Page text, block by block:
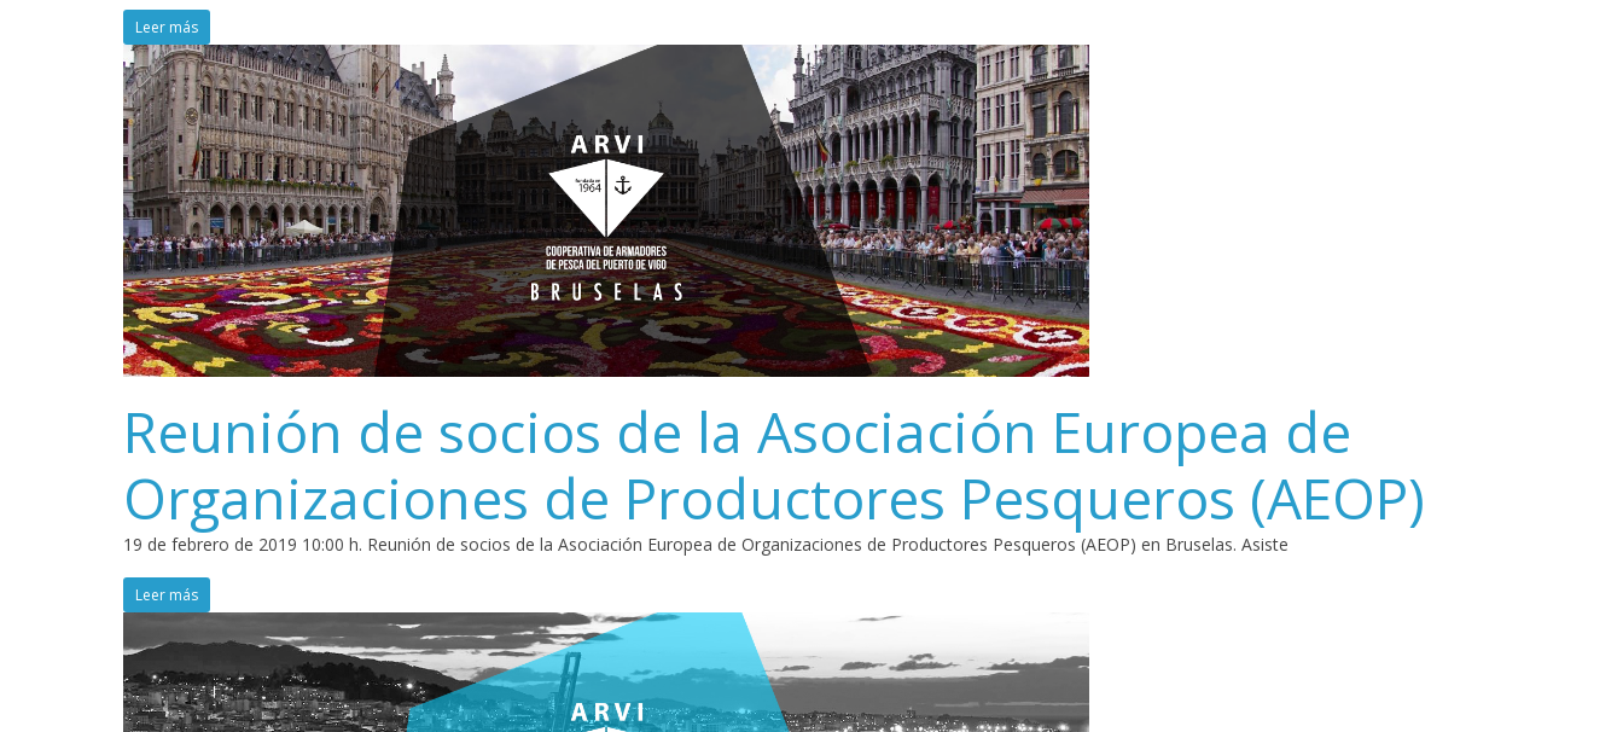
Leer más
Reunión de socios de la Asociación Europea de
Organizaciones de Productores Pesqueros (AEOP)
19 de febrero de 2019 10:00 h. Reunión de socios de la Asociación Europea de Organizaciones de Productores Pesqueros (AEOP) en Bruselas. Asiste
Leer más